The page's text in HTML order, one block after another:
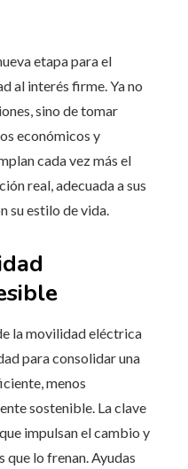
etapa para el
al interés firme. Ya no
sino de tomar
económicos y
cada vez más el
real, adecuada a sus
su estilo de vida.
la movilidad eléctrica
para consolidar una
menos
sostenible. La clave
impulsan el cambio y
lo frenan. Ayudas